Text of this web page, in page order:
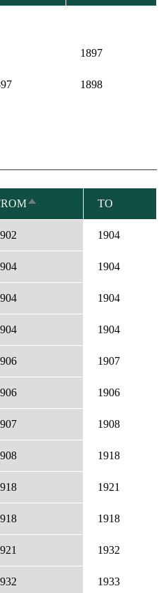
1897
1898
SORT
DESCENDING
TO
1904
1904
1904
1904
1907
1906
1908
1918
1921
1918
1932
1933